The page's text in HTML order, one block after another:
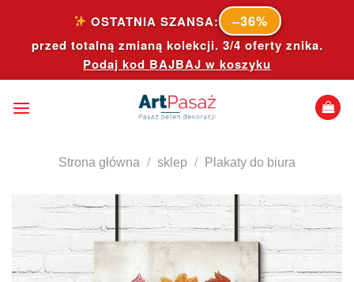
content
OSTATNIA SZANSA: –36%
przed totalną zmianą kolekcji. 3/4 oferty znika.
Podaj kod BAJBAJ w koszyku
Strona główna / sklep / Plakaty do biura